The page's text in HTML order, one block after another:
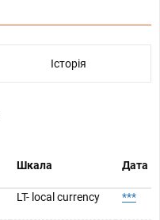
Історія
Шкала Дата
LT- local currency ***